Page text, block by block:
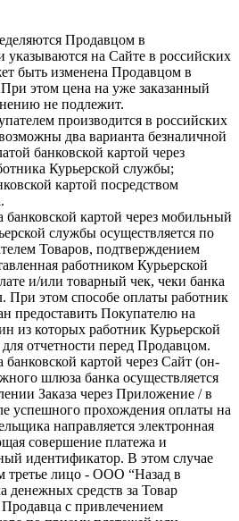
Продавцом в
указываются на Сайте в российских
быть изменена Продавцом в
этом цена на уже заказанный
не подлежит.
производится в российских
два варианта безналичной
банковской картой через
Курьерской службы;
картой посредством
банковской картой через мобильный
службы осуществляется по
Товаров, подтверждением
работником Курьерской
и/или товарный чек, чеки банка
При этом способе оплаты работник
предоставить Покупателю на
из которых работник Курьерской
отчетности перед Продавцом.
банковской картой через Сайт (он-
шлюза банка осуществляется
Заказа через Приложение / в
успешного прохождения оплаты на
направляется электронная
совершение платежа и
идентификатор. В этом случае
третье лицо - ООО “Назад в
денежных средств за Товар
с привлечением